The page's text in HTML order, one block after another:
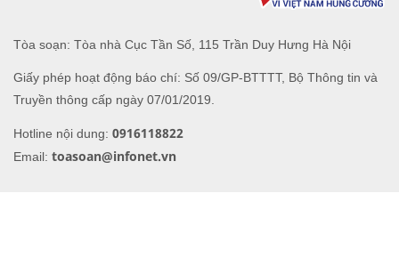
Tòa soạn: Tòa nhà Cục Tần Số, 115 Trần Duy Hưng Hà Nội
Giấy phép hoạt động báo chí: Số 09/GP-BTTTT, Bộ Thông tin và
Truyền thông cấp ngày 07/01/2019.
Hotline nội dung: 0916118822
Email: toasoan@infonet.vn